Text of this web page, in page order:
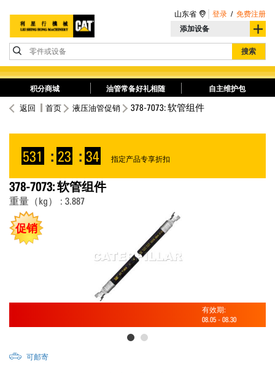
添加设备
零件或设备 搜索
山东省 登录 / 免费注册
积分商城 油管常备好礼相随 自主维护包
返回 首页 液压油管促销 378-7073: 软管组件
531 : 23 : 34 指定产品专享折扣
378-7073: 软管组件
重量（kg） : 3.887
促销
有效期:
08.05 - 08.30
可邮寄